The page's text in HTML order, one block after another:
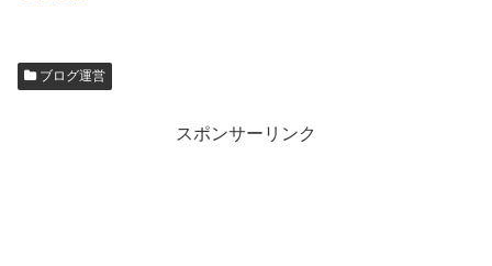
ブログ運営
スポンサーリンク